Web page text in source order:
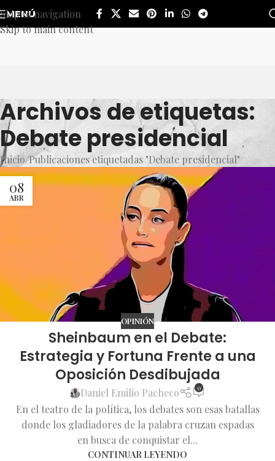
Skip to navigation
Skip to main content
MENÚ
Archivos de etiquetas:
Debate presidencial
Inicio Publicaciones etiquetadas "Debate presidencial"
08
ABR
OPINIÓN
Sheinbaum en el Debate:
Estrategia y Fortuna Frente a una
Oposición Desdibujada
Daniel Emilio Pacheco 0
En el teatro de la política, los debates son esas batallas
donde los gladiadores de la palabra cruzan espadas
en busca de conquistar el...
CONTINUAR LEYENDO